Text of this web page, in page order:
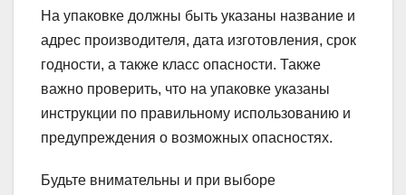
На упаковке должны быть указаны название и
адрес производителя, дата изготовления, срок
годности, а также класс опасности. Также
важно проверить, что на упаковке указаны
инструкции по правильному использованию и
предупреждения о возможных опасностях.
Будьте внимательны и при выборе